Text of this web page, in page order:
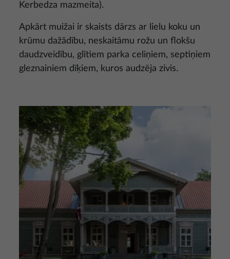
Kerbedza mazmeita).
Apkārt muižai ir skaists dārzs ar lielu koku un
krūmu dažādību, neskaitāmu rožu un flokšu
daudzveidību, glītiem parka celiņiem, septiņiem
gleznainiem dīķiem, kuros audzēja zivis.